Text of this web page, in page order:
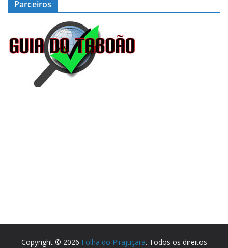
Parceiros
Copyright © 2026 Folha do Pirajuçara. Todos os direitos